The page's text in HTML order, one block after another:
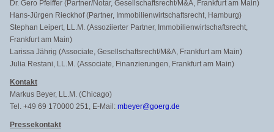
Dr. Gero Pfeiffer (Partner/Notar, Gesellschaftsrecht/M&A, Frankfurt am Main)
Hans-Jürgen Rieckhof (Partner, Immobilienwirtschaftsrecht, Hamburg)
Stephan Leipert, LL.M. (Assoziierter Partner, Immobilienwirtschaftsrecht,
Frankfurt am Main)
Larissa Jährig (Associate, Gesellschaftsrecht/M&A, Frankfurt am Main)
Julia Restani, LL.M. (Associate, Finanzierungen, Frankfurt am Main)
Kontakt
Markus Beyer, LL.M. (Chicago)
Tel. +49 69 170000 251, E-Mail: mbeyer@goerg.de
Pressekontakt